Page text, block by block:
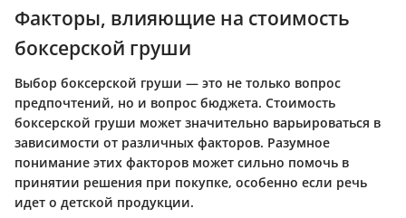
Факторы, влияющие на стоимость
боксерской груши
Выбор боксерской груши — это не только вопрос
предпочтений, но и вопрос бюджета. Стоимость
боксерской груши может значительно варьироваться в
зависимости от различных факторов. Разумное
понимание этих факторов может сильно помочь в
принятии решения при покупке, особенно если речь
идет о детской продукции.